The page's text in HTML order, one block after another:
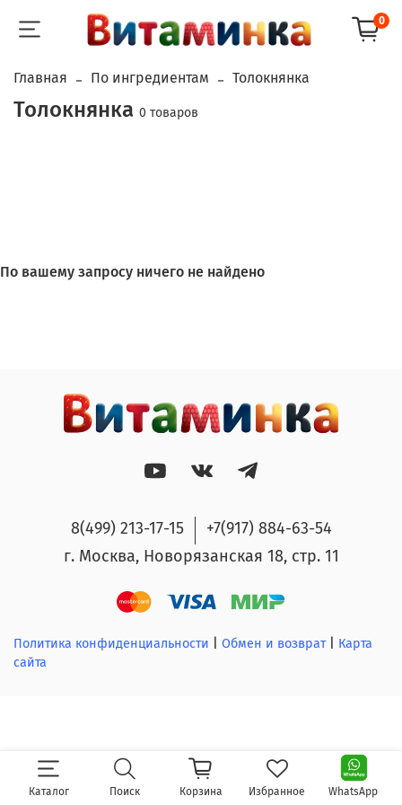
0
Главная По ингредиентам Толокнянка
Толокнянка 0 товаров
По вашему запросу ничего не найдено
8(499) 213-17-15
+7(917) 884-63-54
г. Москва, Новорязанская 18, стр. 11
Политика конфиденциальности Обмен и возврат
Карта
сайта
Каталог Поиск Корзина Избранное WhatsApp